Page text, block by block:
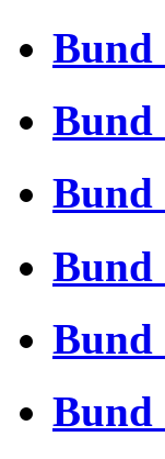
Bund
Bund
Bund
Bund
Bund
Bund